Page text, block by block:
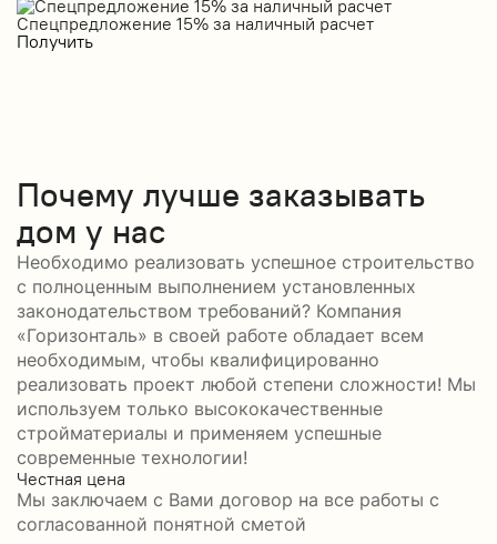
Спецпредложение 15% за наличный расчет
Получить
Почему лучше заказывать
дом у нас
Необходимо реализовать успешное строительство
с полноценным выполнением установленных
законодательством требований? Компания
«Горизонталь» в своей работе обладает всем
необходимым, чтобы квалифицированно
реализовать проект любой степени сложности! Мы
используем только высококачественные
стройматериалы и применяем успешные
современные технологии!
Честная цена
Мы заключаем с Вами договор на все работы с
согласованной понятной сметой